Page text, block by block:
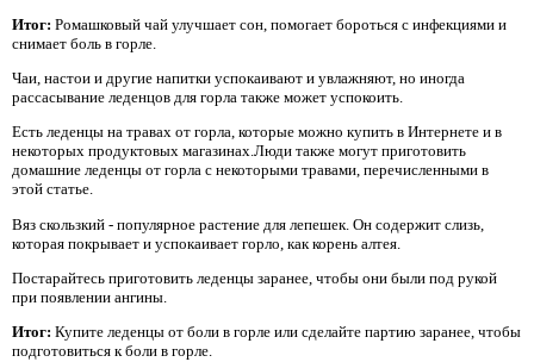
Итог: Ромашковый чай улучшает сон, помогает бороться с инфекциями и
снимает боль в горле.
Чаи, настои и другие напитки успокаивают и увлажняют, но иногда
рассасывание леденцов для горла также может успокоить.
Есть леденцы на травах от горла, которые можно купить в Интернете и в
некоторых продуктовых магазинах.Люди также могут приготовить
домашние леденцы от горла с некоторыми травами, перечисленными в
этой статье.
Вяз скользкий - популярное растение для лепешек. Он содержит слизь,
которая покрывает и успокаивает горло, как корень алтея.
Постарайтесь приготовить леденцы заранее, чтобы они были под рукой
при появлении ангины.
Итог: Купите леденцы от боли в горле или сделайте партию заранее, чтобы
подготовиться к боли в горле.